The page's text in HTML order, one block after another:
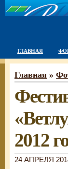
ГЛАВНАЯ
Главная »
2012
24 АПРЕЛЯ